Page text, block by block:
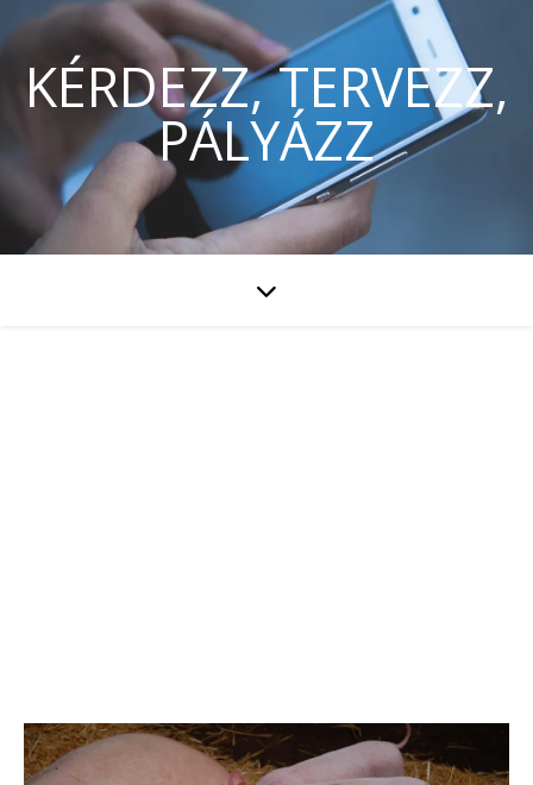
KÉRDEZZ, TERVEZZ,
PÁLYÁZZ